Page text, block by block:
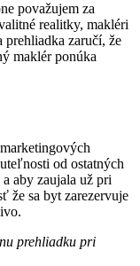
považujem za
realitky, makléri
zaručí, že
maklér ponúka
od ostatných
aby zaujala už pri
že sa byt zarezervuje
prehliadku pri